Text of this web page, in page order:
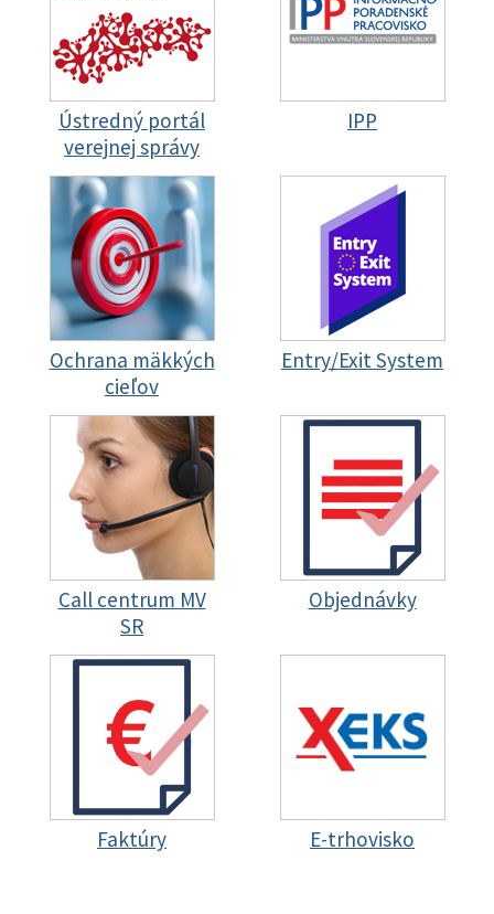
Ústredný portál
verejnej správy
IPP
Ochrana mäkkých
cieľov
Entry/Exit System
Call centrum MV
SR
Objednávky
Faktúry E-trhovisko